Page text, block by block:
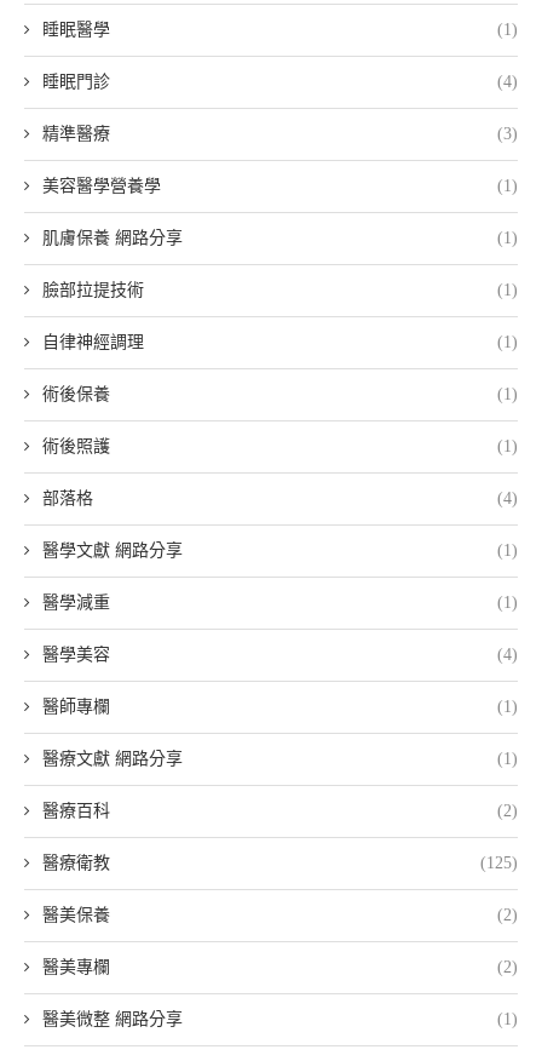
睡眠醫學 (1)
睡眠門診 (4)
精準醫療 (3)
美容醫學營養學 (1)
肌膚保養 網路分享 (1)
臉部拉提技術 (1)
自律神經調理 (1)
術後保養 (1)
術後照護 (1)
部落格 (4)
醫學文獻 網路分享 (1)
醫學減重 (1)
醫學美容 (4)
醫師專欄 (1)
醫療文獻 網路分享 (1)
醫療百科 (2)
醫療衛教 (125)
醫美保養 (2)
醫美專欄 (2)
醫美微整 網路分享 (1)